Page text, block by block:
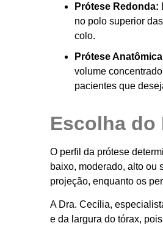
Prótese Redonda:
no polo superior
colo.
Prótese
volume
pacientes que
Escolha do
O perfil da prótese
baixo, moderado, alto ou
projeção, enquanto os
A Dra. Cecília,
e da largura do tórax,